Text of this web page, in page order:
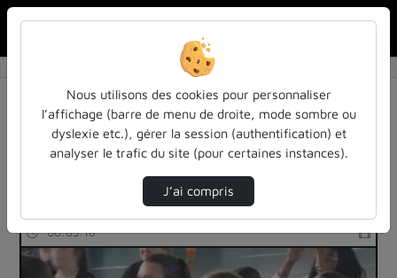
Résultats de la recherche
Filtres actifs (cliquer pour en retirer) :
Français
inspe-de-lorraine clips-de-presentation
00:03:16
Nous utilisons des cookies pour personnaliser
l’affichage (barre de menu de droite, mode sombre ou
dyslexie etc.), gérer la session (authentification) et
analyser le trafic du site (pour certaines instances).
J’ai compris